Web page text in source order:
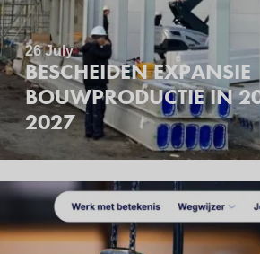
26 July
BESCHEIDEN EXPANSIE
BOUWPRODUCTIE IN
2027